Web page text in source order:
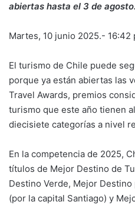
abiertas hasta el 3 de agosto.
Martes, 10 junio 2025.- 16:42
El turismo de Chile puede
porque ya están abiertas las
Travel Awards, premios
turismo que este año tienen
diecisiete categorías a nivel
En la competencia de 2025,
títulos de Mejor Destino de
Destino Verde, Mejor
(por la capital Santiago) y